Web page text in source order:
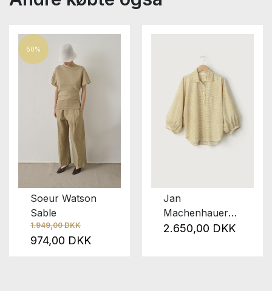
50%
Soeur Watson
Sable
1.949,00 DKK
974,00 DKK
Jan
Machenhauer
Nana Block
2.650,00 DKK